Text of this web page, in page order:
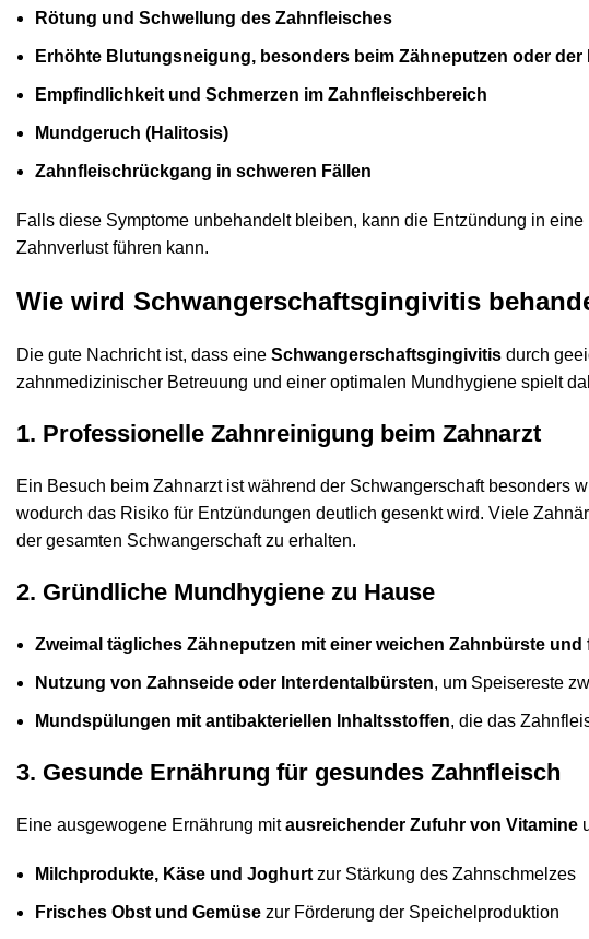
Rötung und Schwellung des Zahnfleisches
Erhöhte Blutungsneigung, besonders beim Zähneputzen oder
Empfindlichkeit und Schmerzen im Zahnfleischbereich
Mundgeruch (Halitosis)
Zahnfleischrückgang in schweren Fällen
Falls diese Symptome unbehandelt bleiben, kann die Entzündung in eine
Zahnverlust führen kann.
Wie wird Schwangerschaftsgingivitis
Die gute Nachricht ist, dass eine Schwangerschaftsgingivitis durch
zahnmedizinischer Betreuung und einer optimalen Mundhygiene spielt
1. Professionelle Zahnreinigung beim Zahnarzt
Ein Besuch beim Zahnarzt ist während der Schwangerschaft besonders
wodurch das Risiko für Entzündungen deutlich gesenkt wird. Viele
der gesamten Schwangerschaft zu erhalten.
2. Gründliche Mundhygiene zu Hause
Zweimal tägliches Zähneputzen mit einer weichen Zahnbürste
Nutzung von Zahnseide oder Interdentalbürsten, um Speisereste
Mundspülungen mit antibakteriellen Inhaltsstoffen, die das
3. Gesunde Ernährung für gesundes Zahnfleisch
Eine ausgewogene Ernährung mitausreichender Zufuhr von Vitamine
Milchprodukte, Käse und Joghurt zur Stärkung des Zahnschmelzes
Frisches Obst und Gemüse zur Förderung der Speichelproduktion